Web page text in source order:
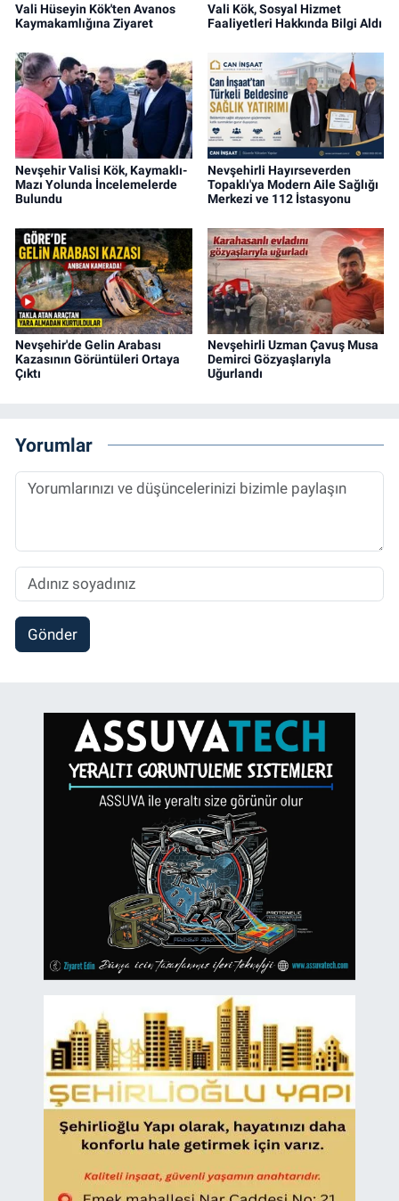
Vali Hüseyin Kök'ten Avanos
Kaymakamlığına Ziyaret
Vali Kök, Sosyal Hizmet
Faaliyetleri Hakkında Bilgi Aldı
Nevşehir Valisi Kök, Kaymaklı-
Mazı Yolunda İncelemelerde
Bulundu
Nevşehirli Hayırseverden
Topaklı'ya Modern Aile Sağlığı
Merkezi ve 112 İstasyonu
Nevşehir'de Gelin Arabası
Kazasının Görüntüleri Ortaya
Çıktı
Nevşehirli Uzman Çavuş Musa
Demirci Gözyaşlarıyla
Uğurlandı
Yorumlar
Gönder